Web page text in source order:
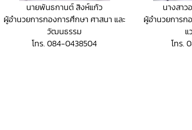
นายพันธกานต์ สิงห์แก้ว
ผู้อำนวยการกองการศึกษา ศาสนา และ
วัฒนธรรม
โทร. 084-0438504
นางสาว
ผู้อำนวยการก
แ
โทร.